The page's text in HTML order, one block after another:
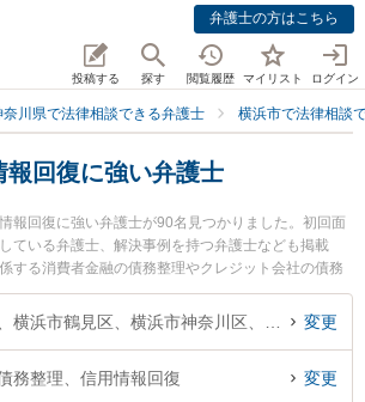
弁護士の方はこちら
投稿する 探す 閲覧履歴 マイリスト ログイン
奈川県で法律相談できる弁護士 横浜市で法律相談
報回復に強い弁護士
報回復に強い弁護士が90名見つかりました。初回面
ている弁護士、解決事例を持つ弁護士なども掲載
する消費者金融の債務整理やクレジット会社の債務
等の細かな分野での絞り込み検索もでき便利です。
所 横浜オフィスの澤地 響丸弁護士や法律事務所横濱
のトラブルを今すぐに弁護士に相談したい』『信用
変更
務整理、信用情報回復 変更